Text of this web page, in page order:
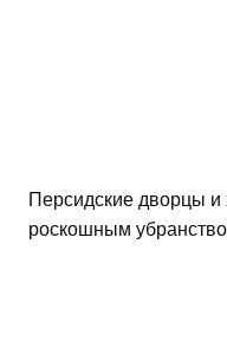
Персидские дворцы
роскошным